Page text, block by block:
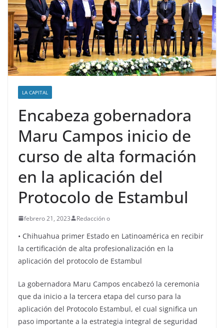
LA CAPITAL
Encabeza gobernadora
Maru Campos inicio de
curso de alta formación
en la aplicación del
Protocolo de Estambul
febrero 21, 2023 Redacción o
• Chihuahua primer Estado en Latinoamérica en recibir
la certificación de alta profesionalización en la
aplicación del protocolo de Estambul
La gobernadora Maru Campos encabezó la ceremonia
que da inicio a la tercera etapa del curso para la
aplicación del Protocolo Estambul, el cual significa un
paso importante a la estrategia integral de seguridad